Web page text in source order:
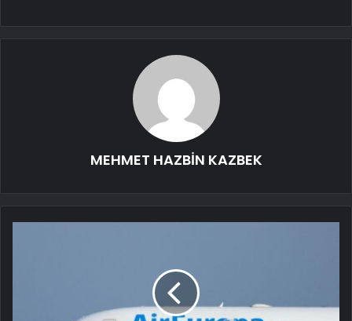
MEHMET HAZBİN KAZBEK